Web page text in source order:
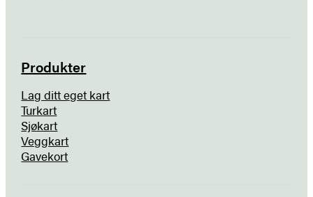
Produkter
Lag ditt eget kart
Turkart
Sjøkart
Veggkart
Gavekort